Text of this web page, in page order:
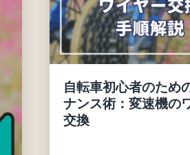
自転車初心者のため
ナンス術：変速機の
交換